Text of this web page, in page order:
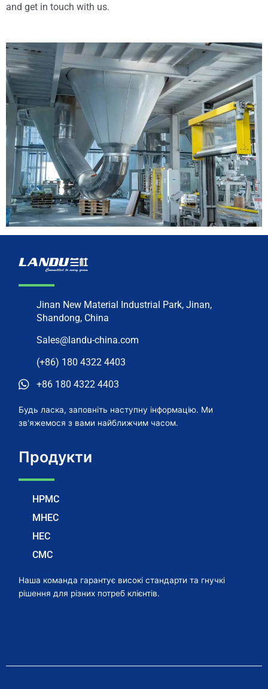
and get in touch with us.
Jinan New Material Industrial Park, Jinan,
Shandong, China
Sales@landu-china.com
(+86) 180 4322 4403
+86 180 4322 4403
Будь ласка, заповніть наступну інформацію. Ми
зв'яжемося з вами найближчим часом.
Продукти
HPMC
MHEC
HEC
CMC
Наша команда гарантує високі стандарти та гнучкі
рішення для різних потреб клієнтів.